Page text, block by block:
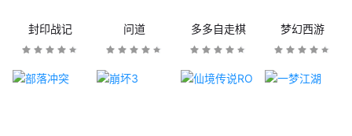
封印战记 问道 多多自走棋 梦幻西游